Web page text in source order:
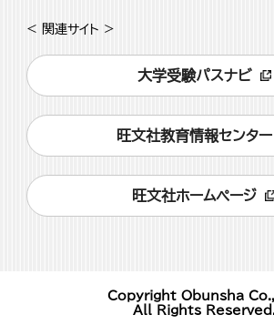
< 関連サイト >
大学受験パスナビ
旺文社教育情報センター
旺文社ホームページ
Copyright Obunsha
All Rights